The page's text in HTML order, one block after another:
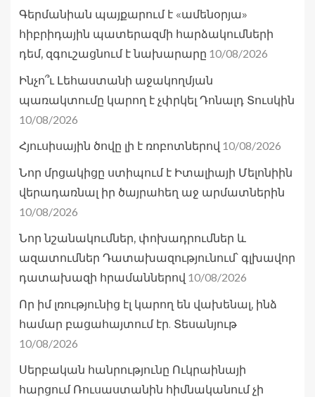
Գերմանիան պայքարում է «ամենօրյա»
հիբրիդային պատերազմի հարձակումների
դեմ, զգուշացնում է նախարարը 10/08/2026
Ինչո՞ւ Լեհաստանի աջակողմյան
պառակտումը կարող է չփրկել Դոնալդ Տուսկին
10/08/2026
Հյուսիսային ծովը լի է ռոբոտներով 10/08/2026
Նոր մրցակիցը ստիպում է Իտալիայի Մելոնիին
վերադառնալ իր ծայրահեղ աջ արմատներին
10/08/2026
Նոր նշանակումներ, փոխադրումներ և
ազատումներ Դատախազությունում՝ գլխավոր
դատախազի հրամաններով 10/08/2026
Որ իմ լռությունից էլ կարող են վախենալ, ինձ
համար բացահայտում էր. Տեսանյութ
10/08/2026
Սերբական հանրությունը Ուկրաինայի
հարցում Ռուսաստանին հիմնականում չի